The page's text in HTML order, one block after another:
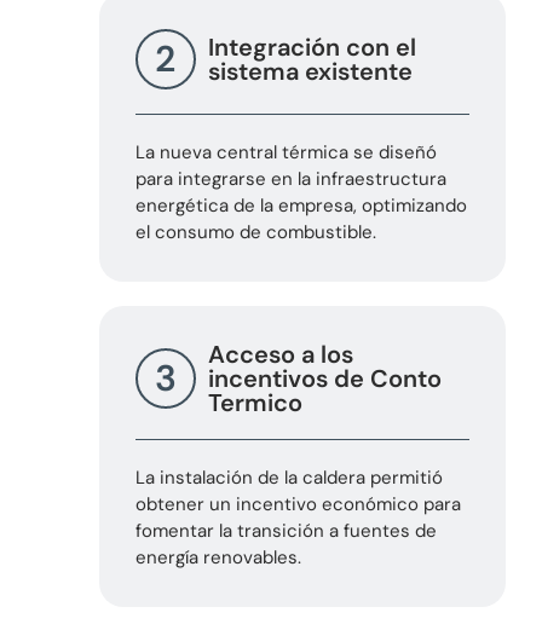
2 Integración con el
sistema existente
La nueva central térmica se diseñó
para integrarse en la infraestructura
energética de la empresa, optimizando
el consumo de combustible.
3 Acceso a los
incentivos de Conto
Termico
La instalación de la caldera permitió
obtener un incentivo económico para
fomentar la transición a fuentes de
energía renovables.